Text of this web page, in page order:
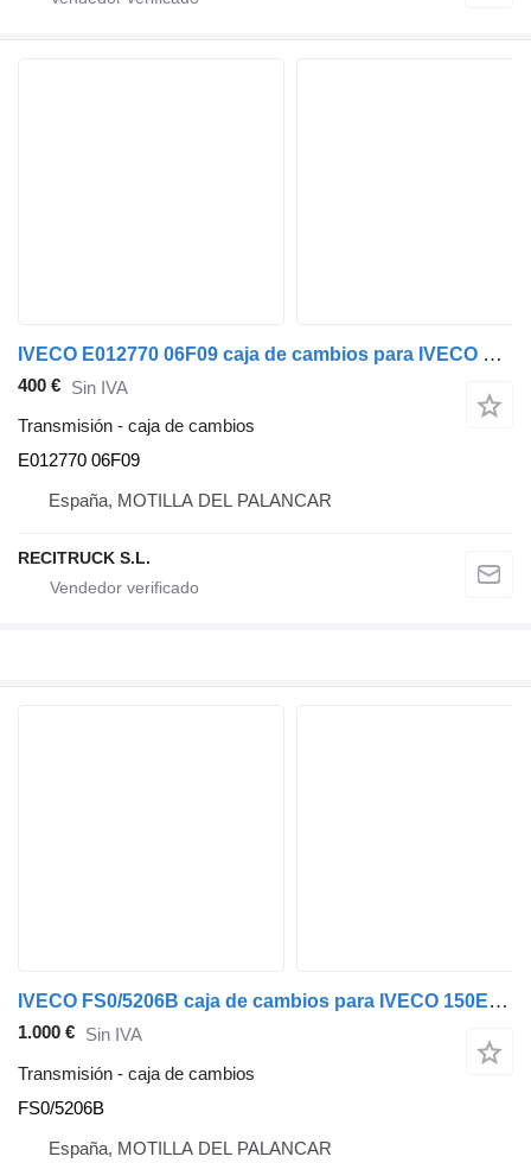
IVECO E012770 06F09 caja de cambios para IVECO DAYLI camión
400 € Sin IVA
Transmisión - caja de cambios
E012770 06F09
España, MOTILLA DEL PALANCAR
RECITRUCK S.L.
IVECO FS0/5206B caja de cambios para IVECO 150E25 camión
1.000 € Sin IVA
Transmisión - caja de cambios
FS0/5206B
España, MOTILLA DEL PALANCAR